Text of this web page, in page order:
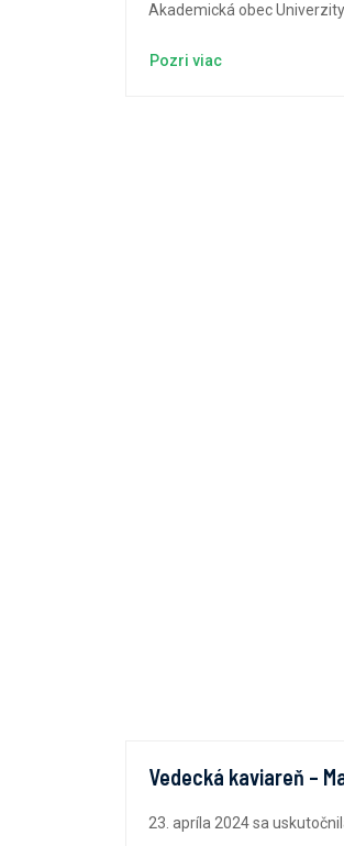
Akademická obec
Pozri viac
Vedecká kaviareň –
23. apríla 2024 sa